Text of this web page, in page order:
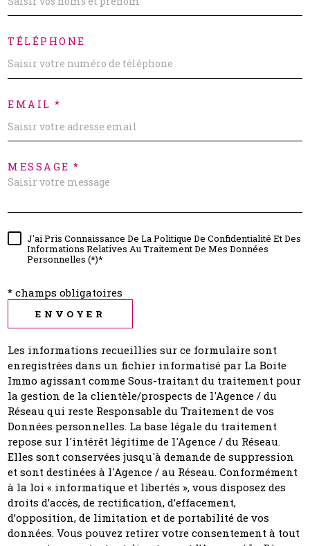
TÉLÉPHONE
EMAIL *
MESSAGE *
J'ai Pris Connaissance De La Politique De Confidentialité Et Des
Informations Relatives Au Traitement De Mes Données
Personnelles (*)*
* champs obligatoires
ENVOYER
Les informations recueillies sur ce formulaire sont
enregistrées dans un fichier informatisé par La Boite
Immo agissant comme Sous-traitant du traitement pour
la gestion de la clientèle/prospects de l'Agence / du
Réseau qui reste Responsable du Traitement de vos
Données personnelles. La base légale du traitement
repose sur l'intérêt légitime de l'Agence / du Réseau.
Elles sont conservées jusqu'à demande de suppression
et sont destinées à l'Agence / au Réseau. Conformément
à la loi « informatique et libertés », vous disposez des
droits d’accès, de rectification, d’effacement,
d’opposition, de limitation et de portabilité de vos
données. Vous pouvez retirer votre consentement à tout